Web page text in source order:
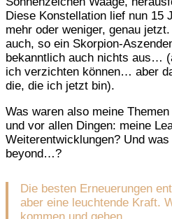
Diese Konstellation lief nun 15
mehr oder weniger, genau
auch, so ein Skorpion-
bekanntlich auch nichts aus…
ich verzichten können… aber
die, die ich jetzt bin).
Was waren also meine
und vor allen Dingen: meine
Weiterentwicklungen? Und
beyond…?
Die besten Erneuerungen
aber eine leuchtende Kraft.
kommen und gehen.